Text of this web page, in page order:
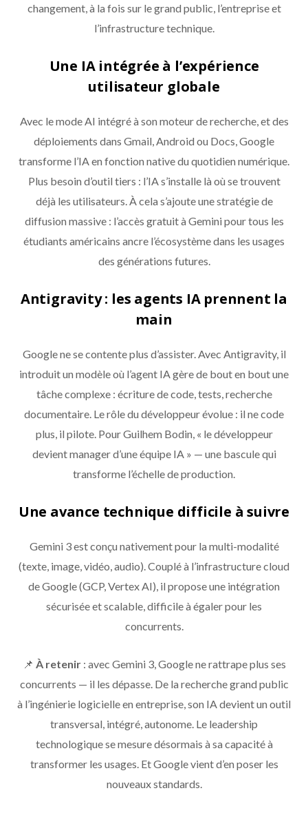
changement, à la fois sur le grand public, l’entreprise et
l’infrastructure technique.
Une IA intégrée à l’expérience
utilisateur globale
Avec le mode AI intégré à son moteur de recherche, et des
déploiements dans Gmail, Android ou Docs, Google
transforme l’IA en fonction native du quotidien numérique.
Plus besoin d’outil tiers : l’IA s’installe là où se trouvent
déjà les utilisateurs. À cela s’ajoute une stratégie de
diffusion massive : l’accès gratuit à Gemini pour tous les
étudiants américains ancre l’écosystème dans les usages
des générations futures.
Antigravity : les agents IA prennent la
main
Google ne se contente plus d’assister. Avec Antigravity, il
introduit un modèle où l’agent IA gère de bout en bout une
tâche complexe : écriture de code, tests, recherche
documentaire. Le rôle du développeur évolue : il ne code
plus, il pilote. Pour Guilhem Bodin, « le développeur
devient manager d’une équipe IA » — une bascule qui
transforme l’échelle de production.
Une avance technique difficile à suivre
Gemini 3 est conçu nativement pour la multi-modalité
(texte, image, vidéo, audio). Couplé à l’infrastructure cloud
de Google (GCP, Vertex AI), il propose une intégration
sécurisée et scalable, difficile à égaler pour les
concurrents.
📌 À retenir: avec Gemini 3, Google ne rattrape plus ses
concurrents — il les dépasse. De la recherche grand public
à l’ingénierie logicielle en entreprise, son IA devient un outil
transversal, intégré, autonome. Le leadership
technologique se mesure désormais à sa capacité à
transformer les usages. Et Google vient d’en poser les
nouveaux standards.